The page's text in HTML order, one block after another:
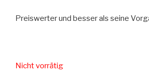
Preiswerter und besser als seine
Nicht vorrätig